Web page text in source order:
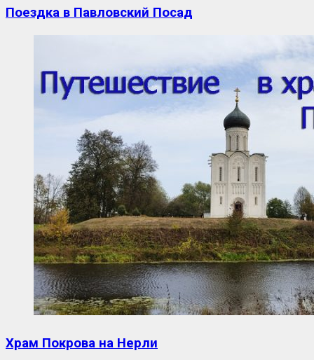
Поездка в Павловский Посад
Храм Покрова на Нерли